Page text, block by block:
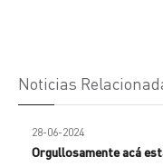
Noticias
28-06-2024
Orgullosamente acá